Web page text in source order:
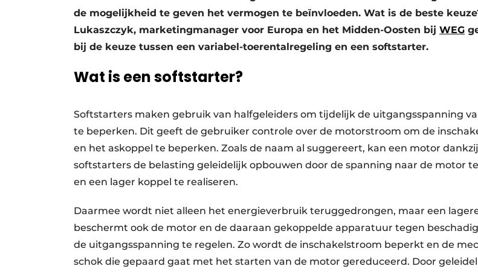
de mogelijkheid te geven het vermogen te beïnvloeden. Wat is de beste
Lukaszczyk, marketingmanager voor Europa en het Midden-Oosten bij WEG
bij de keuze tussen een variabel-toerentalregeling en een softstarter.
Wat is een softstarter?
Softstarters maken gebruik van halfgeleiders om tijdelijk de uitgangsspanning
te beperken. Dit geeft de gebruiker controle over de motorstroom om de
en het askoppel te beperken. Zoals de naam al suggereert, kan een motor
softstarters de belasting geleidelijk opbouwen door de spanning naar de motor
en een lager koppel te realiseren.
Daarmee wordt niet alleen het energieverbruik teruggedrongen, maar een
beschermt ook de motor en de daaraan gekoppelde apparatuur tegen
de uitgangsspanning te regelen. Zo wordt de inschakelstroom beperkt en de
schok die gepaard gaat met het starten van de motor gereduceerd. Door